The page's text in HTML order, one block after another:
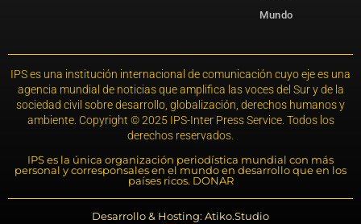
Mundo
IPS es una institución internacional de comunicación cuyo eje es una
agencia mundial de noticias que amplifica las voces del Sur y de la
sociedad civil sobre desarrollo, globalización, derechos humanos y
ambiente. Copyright © 2025 IPS-Inter Press Service. Todos los
derechos reservados.
IPS es la única organización periodística mundial con más
personal y corresponsales en el mundo en desarrollo que en los
países ricos. DONAR
Desarrollo & Hosting: Atiko.Studio